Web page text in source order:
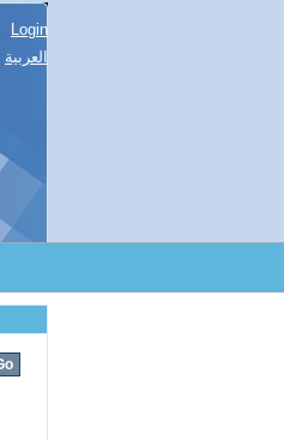
Login
العربية